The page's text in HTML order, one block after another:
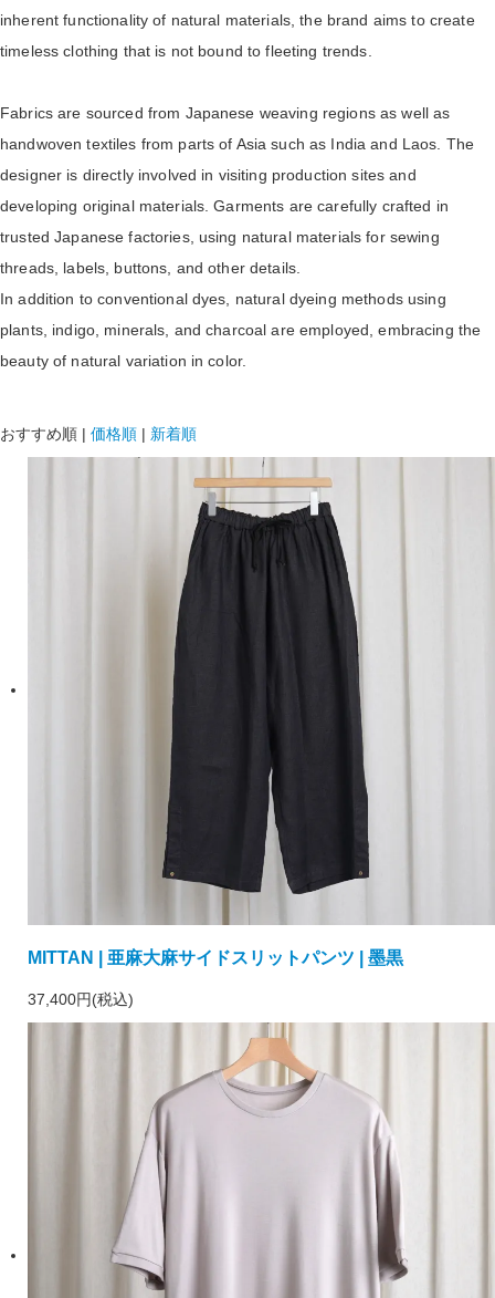
inherent functionality of natural materials, the brand aims to create
timeless clothing that is not bound to fleeting trends.
Fabrics are sourced from Japanese weaving regions as well as
handwoven textiles from parts of Asia such as India and Laos. The
designer is directly involved in visiting production sites and
developing original materials. Garments are carefully crafted in
trusted Japanese factories, using natural materials for sewing
threads, labels, buttons, and other details.
In addition to conventional dyes, natural dyeing methods using
plants, indigo, minerals, and charcoal are employed, embracing the
beauty of natural variation in color.
おすすめ順 | 価格順 | 新着順
MITTAN | 亜麻大麻サイドスリットパンツ | 墨黒
37,400円(税込)